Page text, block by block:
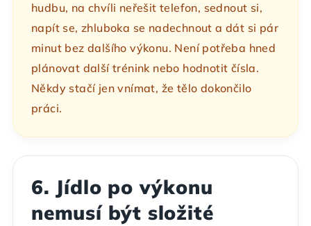
hudbu, na chvíli neřešit telefon, sednout si,
napít se, zhluboka se nadechnout a dát si pár
minut bez dalšího výkonu. Není potřeba hned
plánovat další trénink nebo hodnotit čísla.
Někdy stačí jen vnímat, že tělo dokončilo
práci.
6. Jídlo po výkonu
nemusí být složité